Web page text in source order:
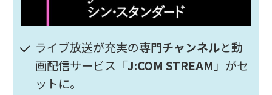
ライブ放送が充実の専門チャンネルと動
画配信サービス「J:COM STREAM」がセ
ットに。